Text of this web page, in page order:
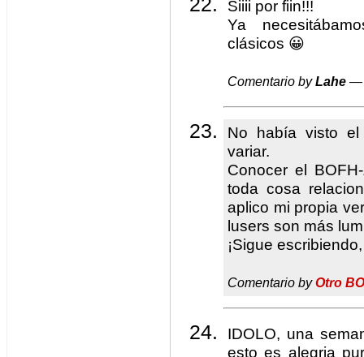
Siiii por fiin!!!
Ya
clásicos 😀
Comentario byLahe —
No había visto
variar.
Conocer el
toda cosa
aplico mi propia
lusers son más
¡Sigue
Comentario byOtro
IDOLO, una
esto es alegria